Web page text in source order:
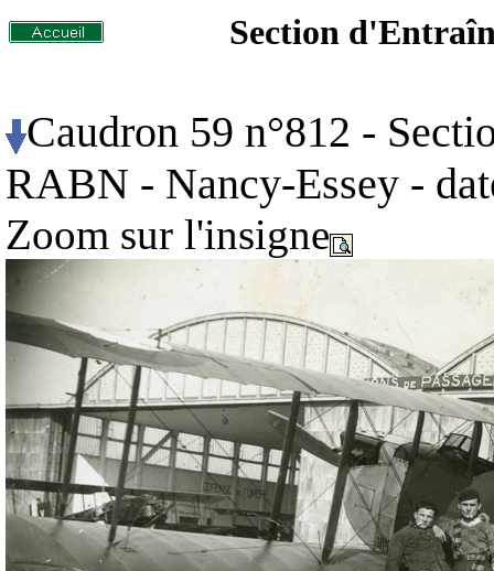
Section
Caudron 59 n°812 -
RABN - Nancy-Essey -
Zoom sur l'insigne